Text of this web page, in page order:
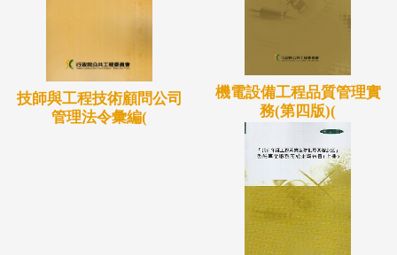
技師與工程技術顧問公司
管理法令彙編(
機電設備工程品質管理實
務(第四版)(